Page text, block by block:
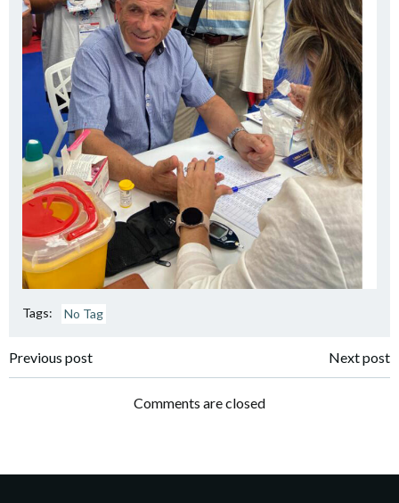
Tags: No Tag
Post
navigation
Previous post
navigation
Next post
Comments are closed